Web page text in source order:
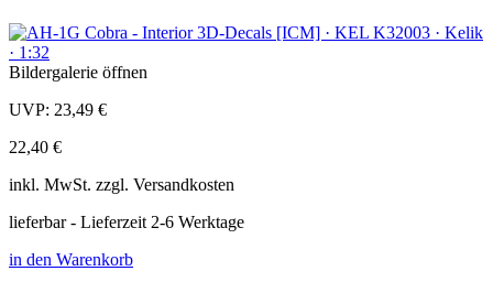
Bildergalerie öffnen
UVP: 23,49 €
22,40 €
inkl. MwSt. zzgl. Versandkosten
lieferbar - Lieferzeit 2-6 Werktage
in den Warenkorb